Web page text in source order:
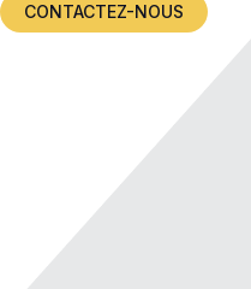
CONTACTEZ-NOUS